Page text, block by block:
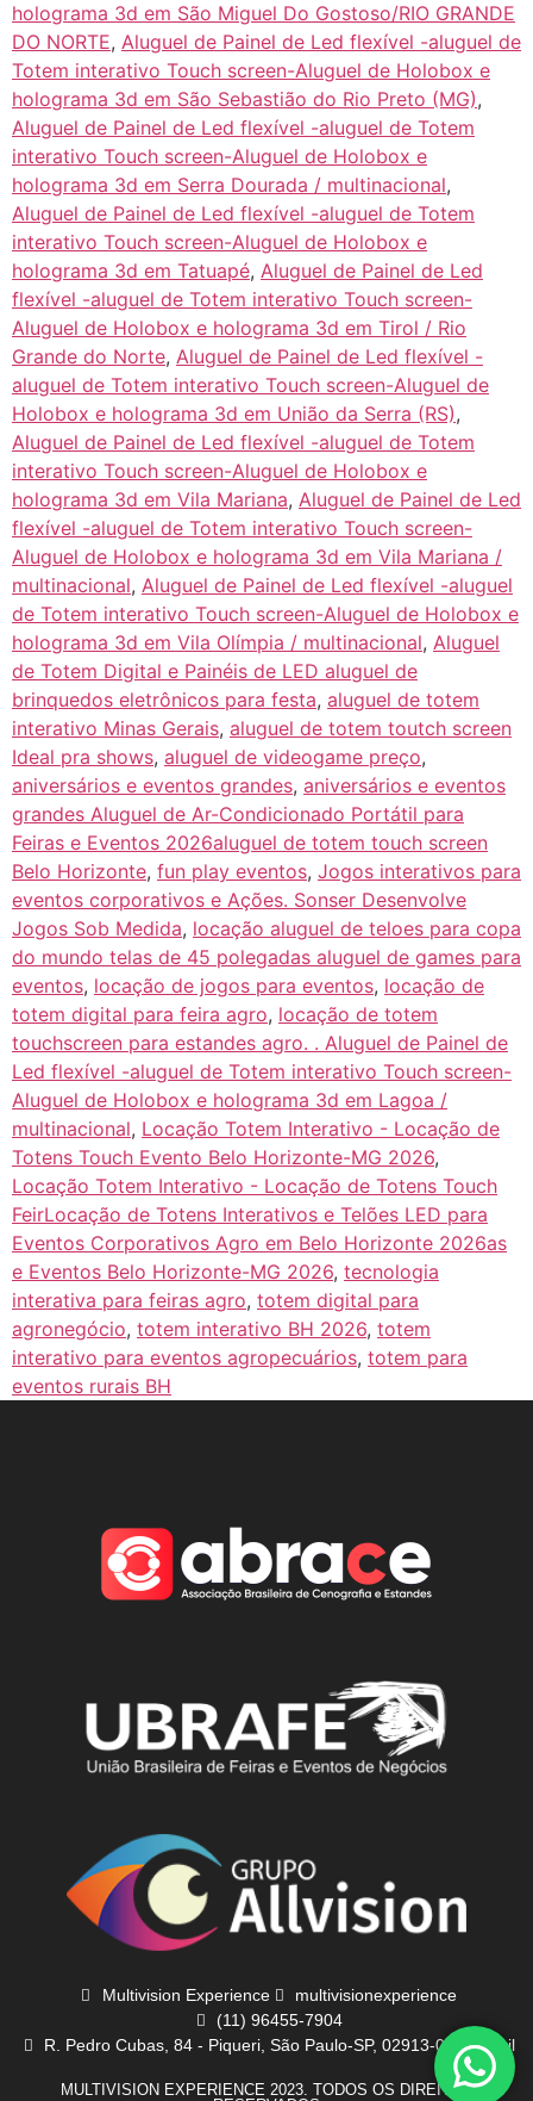
holograma 3d em São Miguel Do Gostoso/RIO GRANDE
DO NORTE, Aluguel de Painel de Led flexível -aluguel de
Totem interativo Touch screen-Aluguel de Holobox e
holograma 3d em São Sebastião do Rio Preto (MG),
Aluguel de Painel de Led flexível -aluguel de Totem
interativo Touch screen-Aluguel de Holobox e
holograma 3d em Serra Dourada / multinacional,
Aluguel de Painel de Led flexível -aluguel de Totem
interativo Touch screen-Aluguel de Holobox e
holograma 3d em Tatuapé, Aluguel de Painel de Led
flexível -aluguel de Totem interativo Touch screen-
Aluguel de Holobox e holograma 3d em Tirol / Rio
Grande do Norte, Aluguel de Painel de Led flexível -
aluguel de Totem interativo Touch screen-Aluguel de
Holobox e holograma 3d em União da Serra (RS),
Aluguel de Painel de Led flexível -aluguel de Totem
interativo Touch screen-Aluguel de Holobox e
holograma 3d em Vila Mariana, Aluguel de Painel de Led
flexível -aluguel de Totem interativo Touch screen-
Aluguel de Holobox e holograma 3d em Vila Mariana /
multinacional, Aluguel de Painel de Led flexível -aluguel
de Totem interativo Touch screen-Aluguel de Holobox e
holograma 3d em Vila Olímpia / multinacional, Aluguel
de Totem Digital e Painéis de LED aluguel de
brinquedos eletrônicos para festa, aluguel de totem
interativo Minas Gerais, aluguel de totem toutch screen
Ideal pra shows, aluguel de videogame preço,
aniversários e eventos grandes, aniversários e eventos
grandes Aluguel de Ar-Condicionado Portátil para
Feiras e Eventos 2026aluguel de totem touch screen
Belo Horizonte, fun play eventos, Jogos interativos para
eventos corporativos e Ações. Sonser Desenvolve
Jogos Sob Medida, locação aluguel de teloes para copa
do mundo telas de 45 polegadas aluguel de games para
eventos, locação de jogos para eventos, locação de
totem digital para feira agro, locação de totem
touchscreen para estandes agro. . Aluguel de Painel de
Led flexível -aluguel de Totem interativo Touch screen-
Aluguel de Holobox e holograma 3d em Lagoa /
multinacional, Locação Totem Interativo - Locação de
Totens Touch Evento Belo Horizonte-MG 2026,
Locação Totem Interativo - Locação de Totens Touch
FeirLocação de Totens Interativos e Telões LED para
Eventos Corporativos Agro em Belo Horizonte 2026as
e Eventos Belo Horizonte-MG 2026, tecnologia
interativa para feiras agro, totem digital para
agronegócio, totem interativo BH 2026, totem
interativo para eventos agropecuários, totem para
eventos rurais BH
Multivision Experience
multivisionexperience
(11) 96455-7904
R. Pedro Cubas, 84 - Piqueri, São Paulo-SP, 02913-000, Brasil
MULTIVISION EXPERIENCE 2023. TODOS OS DIREITOS